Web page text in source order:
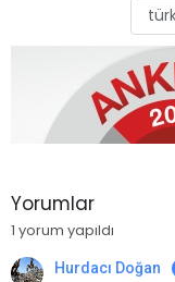
Yorumlar
1 yorum yapıldı
Hurdacı Doğan